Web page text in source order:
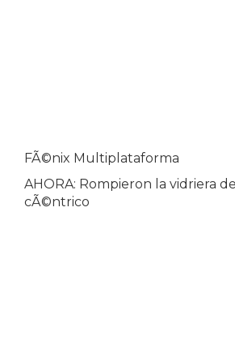
FÃ©nix Multiplataforma
AHORA: Rompieron la vidriera
cÃ©ntrico